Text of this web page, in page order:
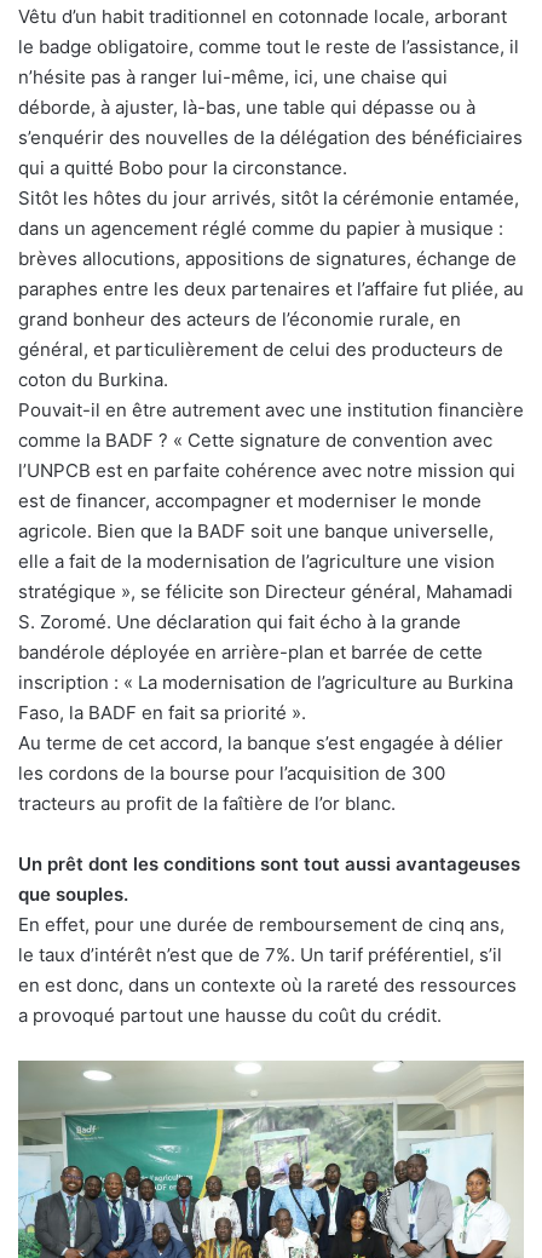
Vêtu d’un habit traditionnel en cotonnade locale, arborant
le badge obligatoire, comme tout le reste de l’assistance, il
n’hésite pas à ranger lui-même, ici, une chaise qui
déborde, à ajuster, là-bas, une table qui dépasse ou à
s’enquérir des nouvelles de la délégation des bénéficiaires
qui a quitté Bobo pour la circonstance.
Sitôt les hôtes du jour arrivés, sitôt la cérémonie entamée,
dans un agencement réglé comme du papier à musique :
brèves allocutions, appositions de signatures, échange de
paraphes entre les deux partenaires et l’affaire fut pliée, au
grand bonheur des acteurs de l’économie rurale, en
général, et particulièrement de celui des producteurs de
coton du Burkina.
Pouvait-il en être autrement avec une institution financière
comme la BADF ? « Cette signature de convention avec
l’UNPCB est en parfaite cohérence avec notre mission qui
est de financer, accompagner et moderniser le monde
agricole. Bien que la BADF soit une banque universelle,
elle a fait de la modernisation de l’agriculture une vision
stratégique », se félicite son Directeur général, Mahamadi
S. Zoromé. Une déclaration qui fait écho à la grande
bandérole déployée en arrière-plan et barrée de cette
inscription : « La modernisation de l’agriculture au Burkina
Faso, la BADF en fait sa priorité ».
Au terme de cet accord, la banque s’est engagée à délier
les cordons de la bourse pour l’acquisition de 300
tracteurs au profit de la faîtière de l’or blanc.
Un prêt dont les conditions sont tout aussi avantageuses
que souples.
En effet, pour une durée de remboursement de cinq ans,
le taux d’intérêt n’est que de 7%. Un tarif préférentiel, s’il
en est donc, dans un contexte où la rareté des ressources
a provoqué partout une hausse du coût du crédit.